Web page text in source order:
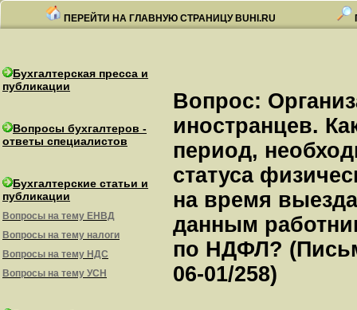
ПЕРЕЙТИ НА ГЛАВНУЮ СТРАНИЦУ BUHI.RU
Бухгалтерская пресса и
публикации
Вопросы бухгалтеров -
ответы специалистов
Бухгалтерские статьи и
публикации
Вопросы на тему ЕНВД
Вопросы на тему налоги
Вопросы на тему НДС
Вопросы на тему УСН
Вопрос:
иностранцев.
период,
статуса
на время
данным
по НДФЛ?
06-01/258)